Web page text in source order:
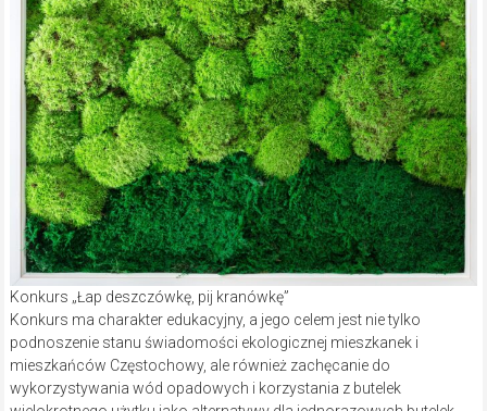
Konkurs „Łap deszczówkę, pij kranówkę”
Konkurs ma charakter edukacyjny, a jego celem jest nie tylko
podnoszenie stanu świadomości ekologicznej mieszkanek i
mieszkańców Częstochowy, ale również zachęcanie do
wykorzystywania wód opadowych i korzystania z butelek